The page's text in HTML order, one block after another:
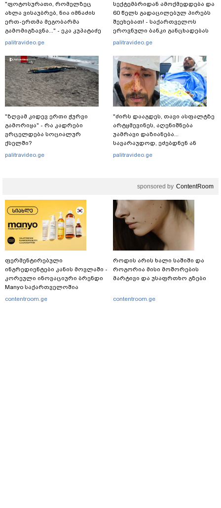
"ფოტოსურათი, რომელზეც
ახლა ვისაუბრებ, ნია იმნაძის
ერთ-ერთმა მეგობარმა
გამომიგზავნა..." - ეკა კუპატაძე
palitravideo.ge
"ზღვამ კიდევ ერთი ჭურვი
გამორიყა" - რა კადრები
ვრცელდება სოციალურ
ქსელში?
palitravideo.ge
სექტემბრიდან ამოქმედდება და
60 წელს გადაცილებულ პირებს
შეეხებათ! - საქართველოს
ეროვნული ბანკი განცხადებას
ავრცელებს
palitravideo.ge
"ძირს დააგდეს, თავი ასფალტზე
არტყმევინეს, აღენიშნება
უამრავი დაზიანება...
სავარაუდოდ, ეძებდნენ ან
დებდნენ ნარკოტიკს" - რას
ფიზიკურად გაუსწორდნენ?
palitravideo.ge
sponsored by ContentRoom
ფერმენტირებული
ინგრედიენტები კანის მოვლაში -
კორეული ინოვაციური ბრენდი
Manyo საქართველოშია
contentroom.ge
როდის არის ხალი საშიში და
როგორია მისი მოშორების
მარტივი და უსაფრთხო გზები
contentroom.ge